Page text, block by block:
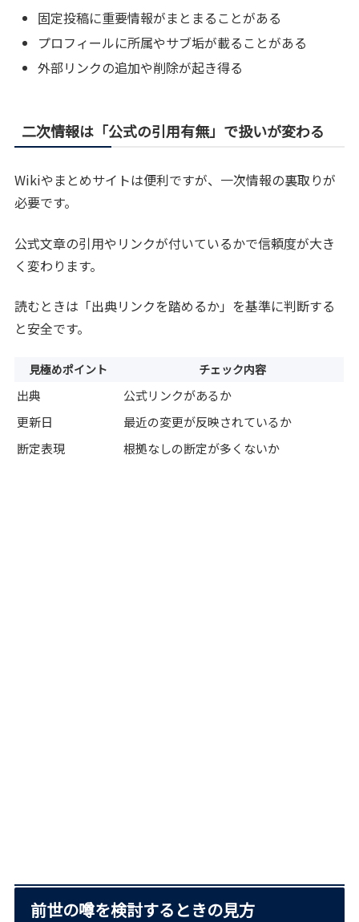
固定投稿に重要情報がまとまることがある
プロフィールに所属やサブ垢が載ることがある
外部リンクの追加や削除が起き得る
二次情報は「公式の引用有無」で扱いが変わる
Wikiやまとめサイトは便利ですが、一次情報の裏取りが
必要です。
公式文章の引用やリンクが付いているかで信頼度が大き
く変わります。
読むときは「出典リンクを踏めるか」を基準に判断する
と安全です。
見極めポイント チェック内容
出典
公式リンクがあるか
更新日
最近の変更が反映されているか
断定表現
根拠なしの断定が多くないか
前世の噂を検討するときの見方